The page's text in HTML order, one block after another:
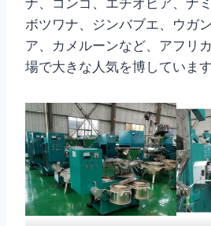
ナ、コンゴ、エチオピア、ナ
ボツワナ、ジンバブエ、ウガ
ア、カメルーンなど、アフリ
場で大きな人気を博しています